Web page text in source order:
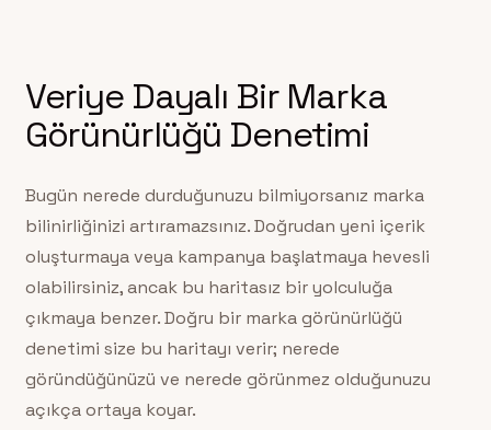
Veriye Dayalı Bir Marka
Görünürlüğü Denetimi
Bugün nerede durduğunuzu bilmiyorsanız marka
bilinirliğinizi artıramazsınız. Doğrudan yeni içerik
oluşturmaya veya kampanya başlatmaya hevesli
olabilirsiniz, ancak bu haritasız bir yolculuğa
çıkmaya benzer. Doğru bir marka görünürlüğü
denetimi size bu haritayı verir; nerede
göründüğünüzü ve nerede görünmez olduğunuzu
açıkça ortaya koyar.